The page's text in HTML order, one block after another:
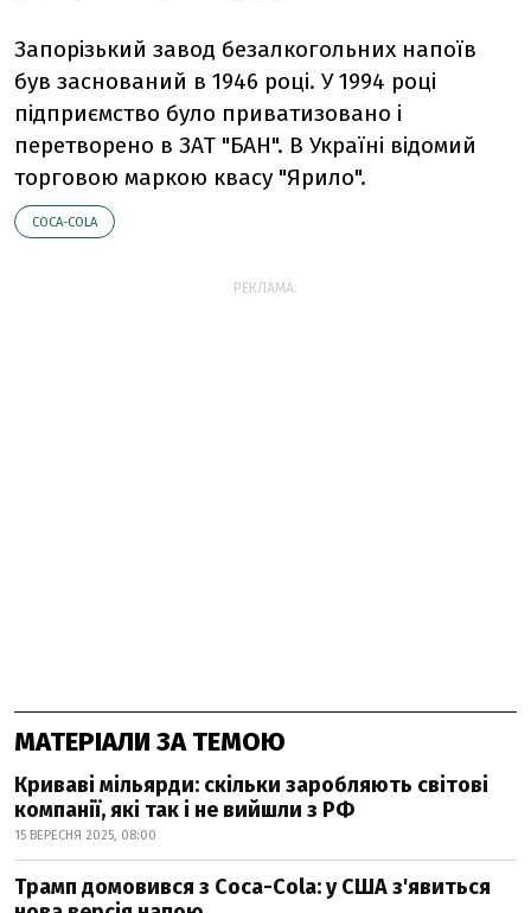
Запорізький завод безалкогольних напоїв
був заснований в 1946 році. У 1994 році
підприємство було приватизовано і
перетворено в ЗАТ "БАН". В Україні відомий
торговою маркою квасу "Ярило".
COCA-COLA
РЕКЛАМА:
МАТЕРІАЛИ ЗА ТЕМОЮ
Криваві мільярди: скільки заробляють світові
компанії, які так і не вийшли з РФ
15 ВЕРЕСНЯ 2025, 08:00
Трамп домовився з Coca-Cola: у США з'явиться